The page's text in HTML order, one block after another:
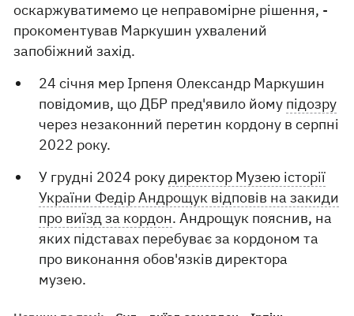
оскаржуватимемо це неправомірне рішення, -
прокоментував Маркушин ухвалений
запобіжний захід.
24 січня мер Ірпеня Олександр Маркушин
повідомив, що ДБР пред'явило йому підозру
через незаконний перетин кордону в серпні
2022 року.
У грудні 2024 рокудиректор Музею історії
України Федір Андрощук відповів на закиди
про виїзд за кордон. Андрощук пояснив, на
яких підставах перебуває за кордоном та
про виконання обов'язків директора
музею.